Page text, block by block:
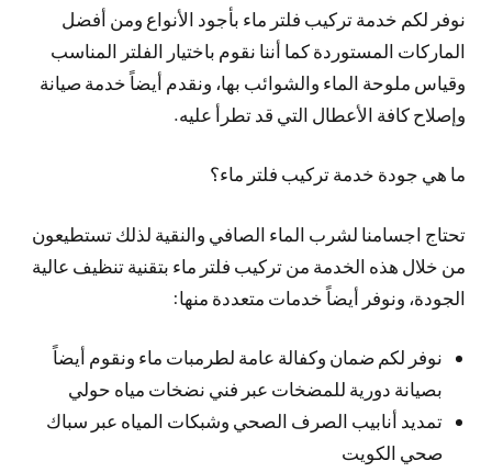
نوفر لكم خدمة تركيب فلتر ماء بأجود الأنواع ومن أفضل
الماركات المستوردة كما أننا نقوم باختيار الفلتر المناسب
وقياس ملوحة الماء والشوائب بها، ونقدم أيضاً خدمة صيانة
وإصلاح كافة الأعطال التي قد تطرأ عليه.
ما هي جودة خدمة تركيب فلتر ماء؟
تحتاج اجسامنا لشرب الماء الصافي والنقية لذلك تستطيعون
من خلال هذه الخدمة من تركيب فلتر ماء بتقنية تنظيف عالية
الجودة، ونوفر أيضاً خدمات متعددة منها:
نوفر لكم ضمان وكفالة عامة لطرمبات ماء ونقوم أيضاً
بصيانة دورية للمضخات عبر فني نضخات مياه حولي
تمديد أنابيب الصرف الصحي وشبكات المياه عبر سباك
صحي الكويت